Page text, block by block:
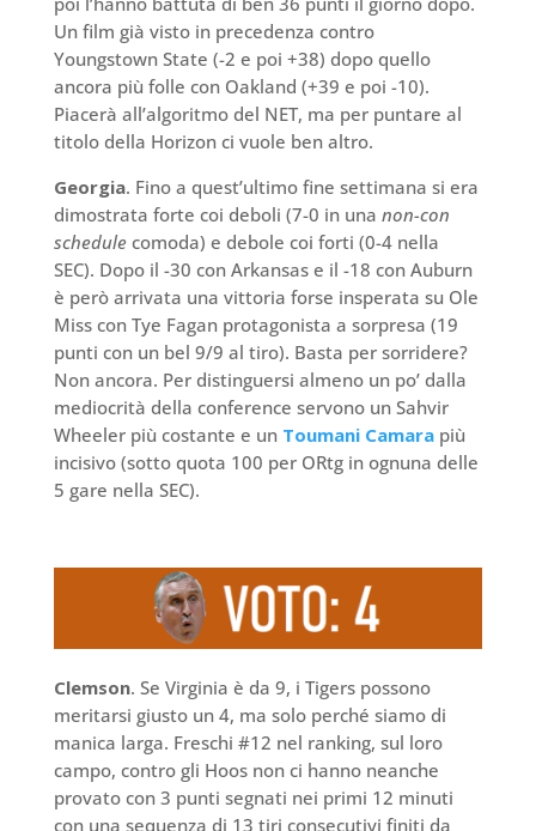
Un film già visto in precedenza contro
Youngstown State (-2 e poi +38) dopo quello
ancora più folle con Oakland (+39 e poi -10).
Piacerà all’algoritmo del NET, ma per puntare al
titolo della Horizon ci vuole ben altro.
Georgia. Fino a quest’ultimo fine settimana si era
dimostrata forte coi deboli (7-0 in una non-con
schedulecomoda) e debole coi forti (0-4 nella
SEC). Dopo il -30 con Arkansas e il -18 con Auburn
è però arrivata una vittoria forse insperata su Ole
Miss con Tye Fagan protagonista a sorpresa (19
punti con un bel 9/9 al tiro). Basta per sorridere?
Non ancora. Per distinguersi almeno un po’ dalla
mediocrità della conference servono un Sahvir
Wheeler più costante e un Toumani Camarapiù
incisivo (sotto quota 100 per ORtg in ognuna delle
5 gare nella SEC).
Clemson. Se Virginia è da 9, i Tigers possono
meritarsi giusto un 4, ma solo perché siamo di
manica larga. Freschi #12 nel ranking, sul loro
campo, contro gli Hoos non ci hanno neanche
provato con 3 punti segnati nei primi 12 minuti
con una sequenza di 13 tiri consecutivi finiti da